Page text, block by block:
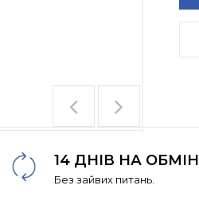
14 ДНІВ НА ОБМІН
Без зайвих питань.